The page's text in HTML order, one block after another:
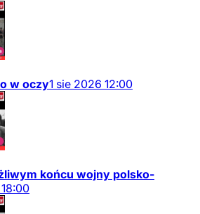
w oczy1 sie 2026 12:00
końcu wojny polsko-
18:00